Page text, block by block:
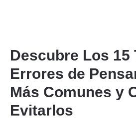
Descubre Los 15
Errores de
Más Comunes y
Evitarlos